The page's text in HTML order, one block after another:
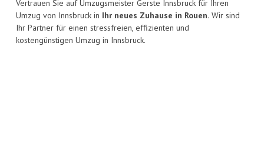
Vertrauen Sie auf Umzugsmeister Gerste Innsbruck für Ihren
Umzug von Innsbruck in Ihr neues Zuhause in Rouen. Wir sind
Ihr Partner für einen stressfreien, effizienten und
kostengünstigen Umzug in Innsbruck.